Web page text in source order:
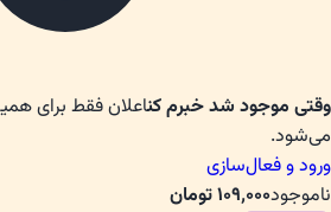
وقتی موجود شد خبرم کناعلان فقط برای
می‌شود.
ورود و فعال‌سازی
ناموجود۱۰۹٬۰۰۰تومان